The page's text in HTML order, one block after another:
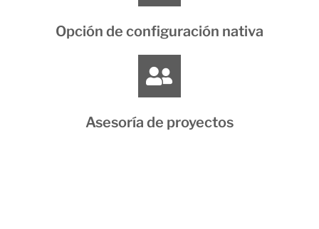
Opción de configuración nativa
Asesoría de proyectos